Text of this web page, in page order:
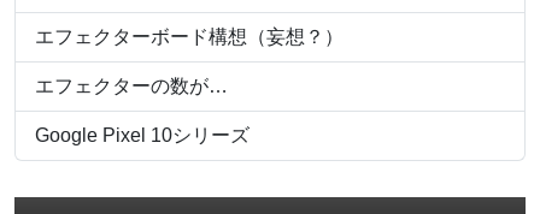
エフェクターボード構想（妄想？）
エフェクターの数が…
Google Pixel 10シリーズ